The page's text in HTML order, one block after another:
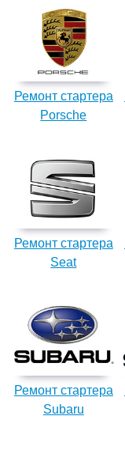
Ремонт стартера
Porsche
Ремонт стартера
Seat
Ремонт стартера
Subaru